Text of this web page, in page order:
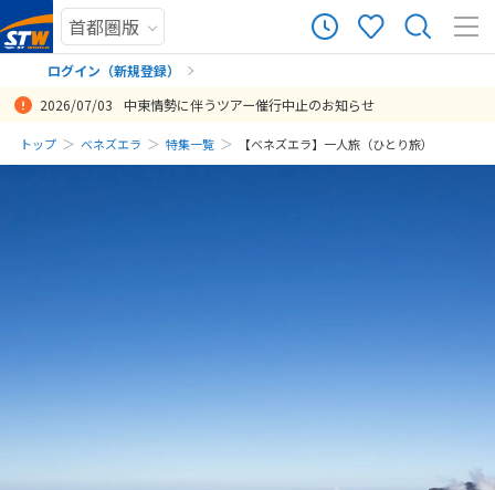
ログイン（新規登録）
まだ履歴がありません
2026/07/03 中東情勢に伴うツアー催行中止のお知らせ
トップ ベネズエラ 特集一覧 【ベネズエラ】一人旅（ひとり旅）